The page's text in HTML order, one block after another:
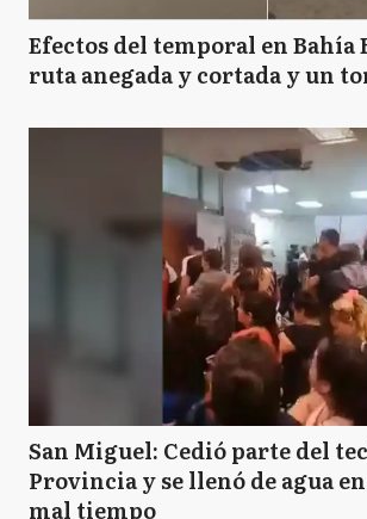
Efectos del temporal en Bahía
ruta anegada y cortada y un
San Miguel: Cedió parte del
Provincia y se llenó de agua
mal tiempo